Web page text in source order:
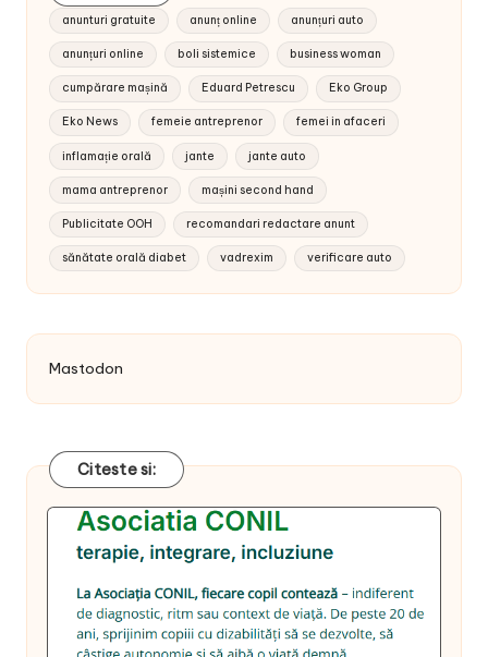
anunturi gratuite anunț online anunțuri auto
anunțuri online boli sistemice business woman
cumpărare mașină Eduard Petrescu Eko Group
Eko News femeie antreprenor femei in afaceri
inflamație orală jante jante auto
mama antreprenor mașini second hand
Publicitate OOH recomandari redactare anunt
sănătate orală diabet vadrexim verificare auto
Mastodon
Citeste si: